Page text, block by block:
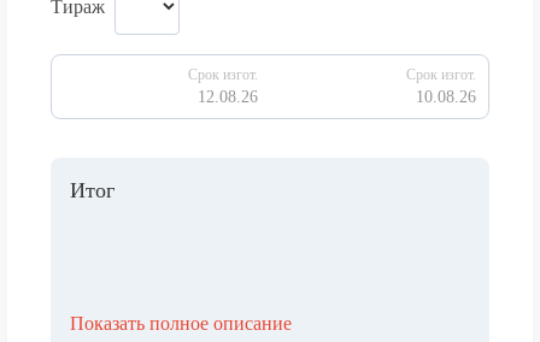
Тираж
Срок изгот.
12.08.26
Срок изгот.
10.08.26
Итог
Показать полное описание